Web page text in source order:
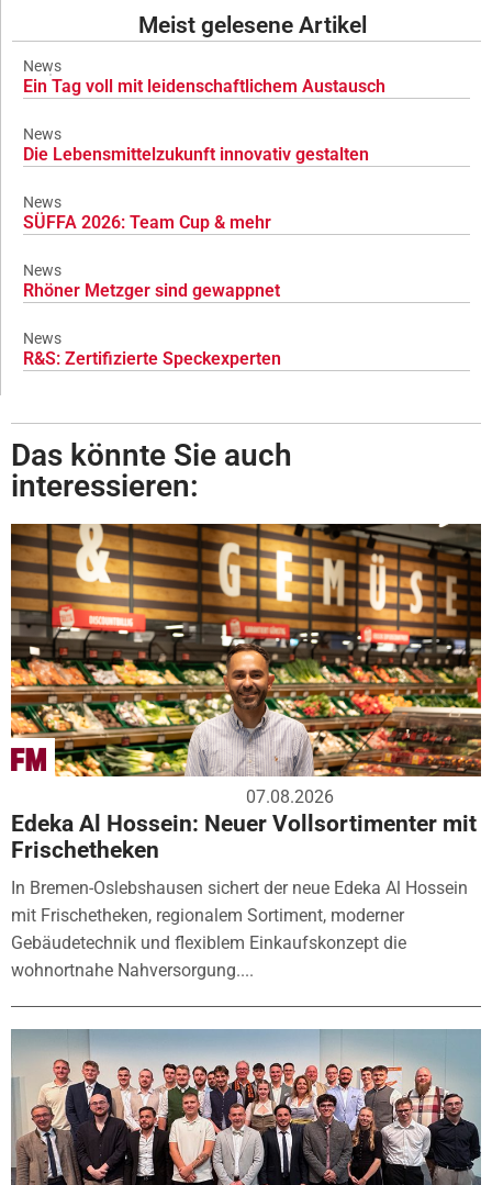
Meist gelesene Artikel
News
Ein Tag voll mit leidenschaftlichem Austausch
News
Die Lebensmittelzukunft innovativ gestalten
News
SÜFFA 2026: Team Cup & mehr
News
Rhöner Metzger sind gewappnet
News
R&S: Zertifizierte Speckexperten
Das könnte Sie auch
interessieren:
07.08.2026
Edeka Al Hossein: Neuer Vollsortimenter mit
Frischetheken
In Bremen-Oslebshausen sichert der neue Edeka Al Hossein
mit Frischetheken, regionalem Sortiment, moderner
Gebäudetechnik und flexiblem Einkaufskonzept die
wohnortnahe Nahversorgung....